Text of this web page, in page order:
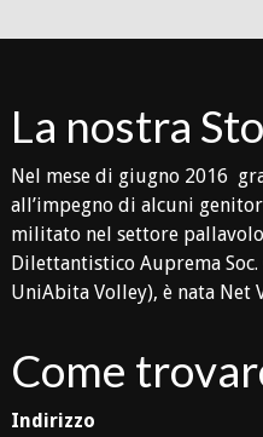
La nostra
Nel mese di giugno 2016
all’impegno di alcuni
militato nel settore
Dilettantistico Auprema
UniAbita Volley), è nata Net
Come
Indirizzo